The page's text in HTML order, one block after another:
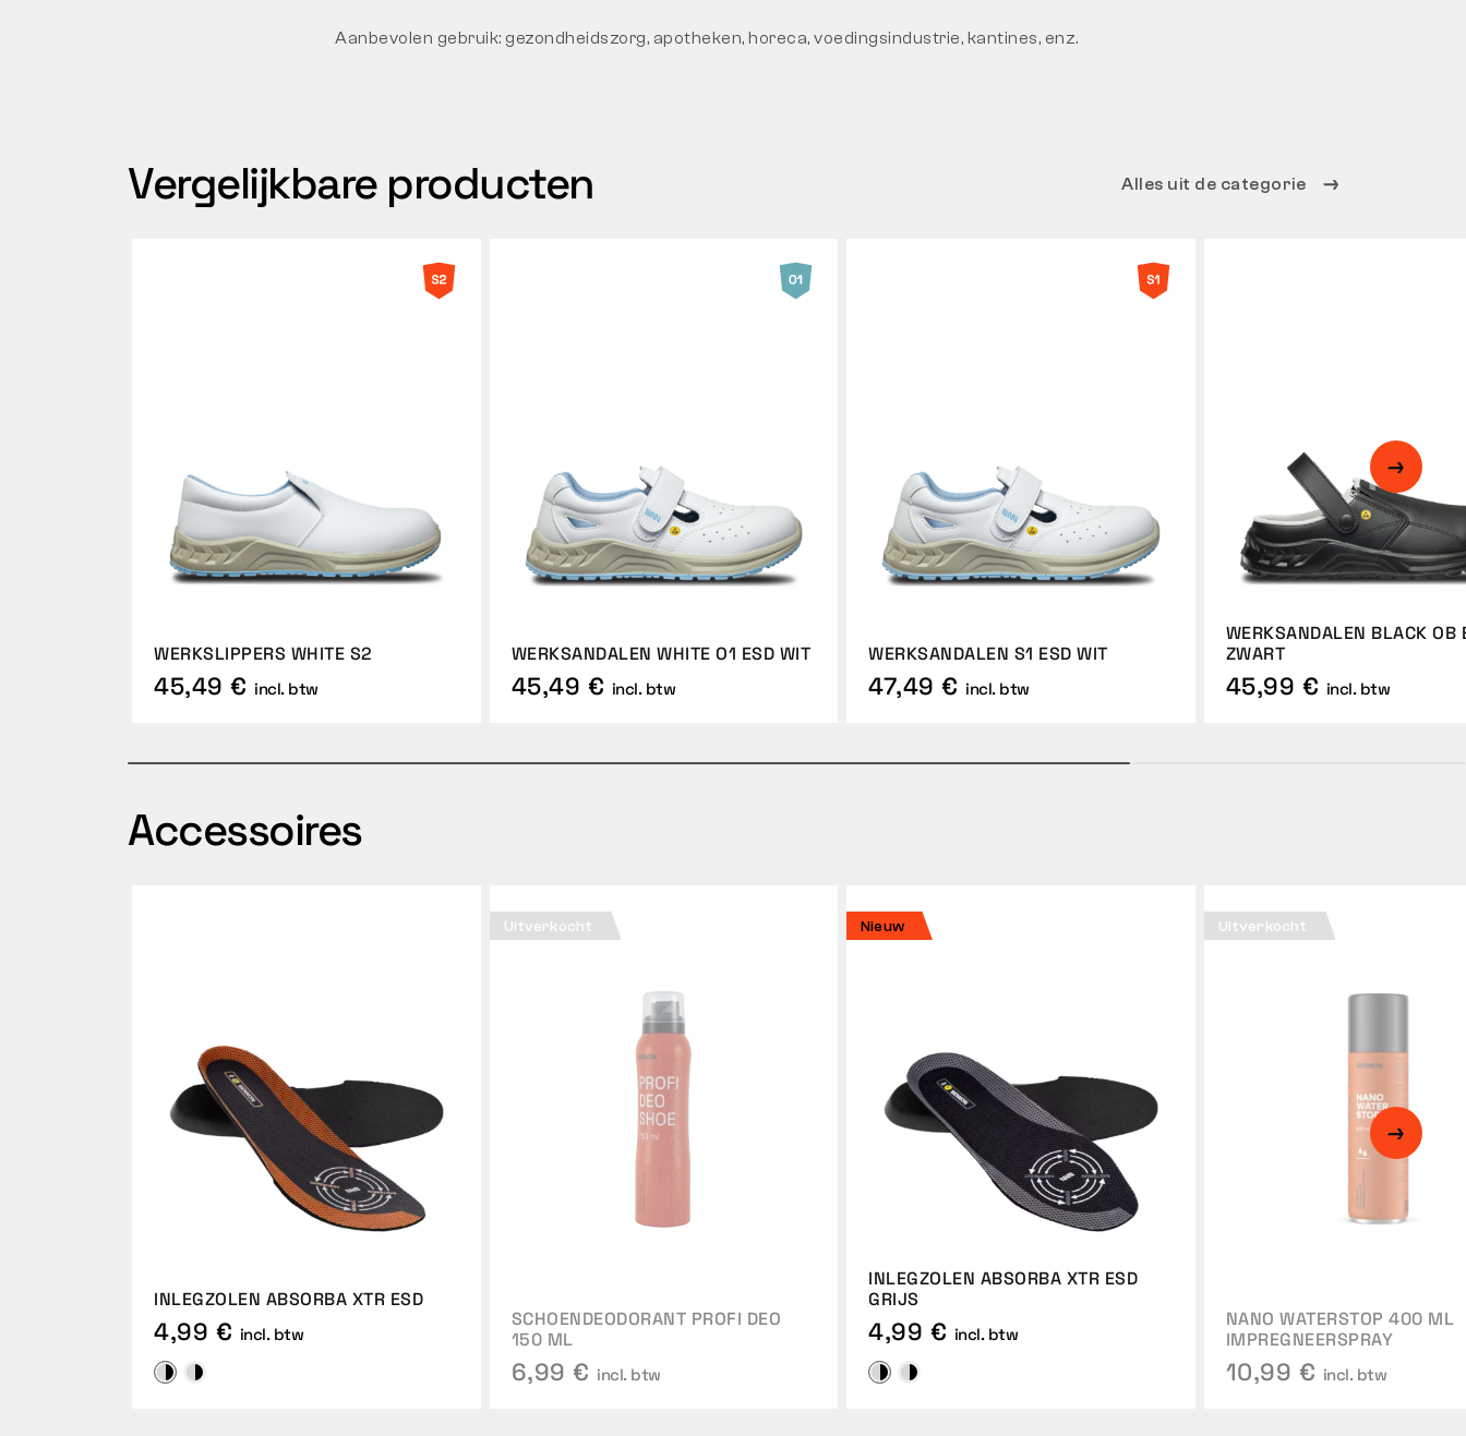
Aanbevolen gebruik: gezondheidszorg, apotheken, horeca, voedingsindustrie, kantines, enz.
Vergelijkbare producten Alles uit de categorie
WERKSLIPPERS WHITE S2
45,49 € incl. btw
WERKSANDALEN WHITE O1 ESD WIT
45,49 € incl. btw
WERKSANDALEN S1 ESD WIT
47,49 € incl. btw
WERKSANDALEN BLACK OB
ZWART
45,99 € incl. btw
Accessoires
INLEGZOLEN ABSORBA XTR ESD
4,99 € incl. btw
Uitverkocht
SCHOENDEODORANT PROFI DEO
150 ML
6,99 € incl. btw
Nieuw
INLEGZOLEN ABSORBA XTR ESD
GRIJS
4,99 € incl. btw
Uitverkocht
NANO WATERSTOP 400 ML
IMPREGNEERSPRAY
10,99 € incl. btw